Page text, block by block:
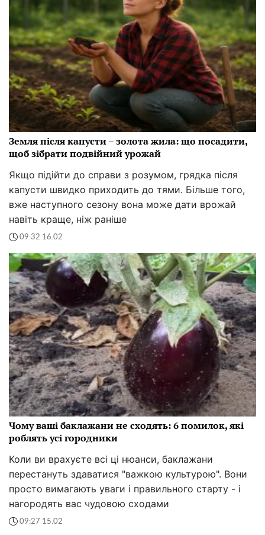
Земля після капусти – золота жила: що посадити,
щоб зібрати подвійний урожай
Якщо підійти до справи з розумом, грядка після
капусти швидко приходить до тями. Більше того,
вже наступного сезону вона може дати врожай
навіть краще, ніж раніше
09:32 16.02
Чому ваші баклажани не сходять: 6 помилок, які
роблять усі городники
Коли ви врахуєте всі ці нюанси, баклажани
перестануть здаватися "важкою культурою". Вони
просто вимагають уваги і правильного старту - і
нагородять вас чудовою сходами
09:27 15.02